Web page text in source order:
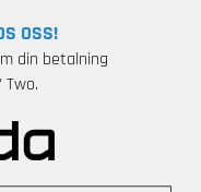
OSS!
din betalning